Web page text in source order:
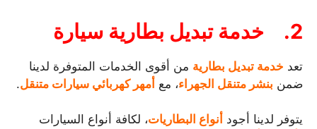
2. خدمة تبديل بطارية سيارة
تعد خدمة تبديل بطارية من أقوى الخدمات المتوفرة لدينا
ضمن بنشر متنقل الجهراء، مع أمهر كهربائي سيارات متنقل.
يتوفر لدينا أجود أنواع البطاريات، لكافة أنواع السيارات